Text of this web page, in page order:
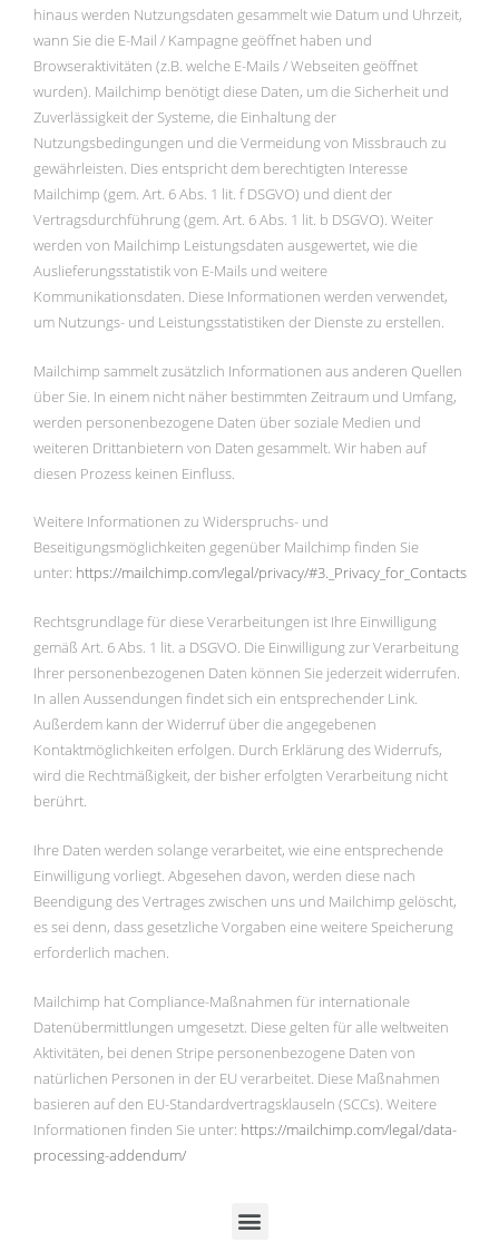
hinaus werden Nutzungsdaten gesammelt wie Datum und Uhrzeit,
wann Sie die E-Mail / Kampagne geöffnet haben und
Browseraktivitäten (z.B. welche E-Mails / Webseiten geöffnet
wurden). Mailchimp benötigt diese Daten, um die Sicherheit und
Zuverlässigkeit der Systeme, die Einhaltung der
Nutzungsbedingungen und die Vermeidung von Missbrauch zu
gewährleisten. Dies entspricht dem berechtigten Interesse
Mailchimp (gem. Art. 6 Abs. 1 lit. f DSGVO) und dient der
Vertragsdurchführung (gem. Art. 6 Abs. 1 lit. b DSGVO). Weiter
werden von Mailchimp Leistungsdaten ausgewertet, wie die
Auslieferungsstatistik von E-Mails und weitere
Kommunikationsdaten. Diese Informationen werden verwendet,
um Nutzungs- und Leistungsstatistiken der Dienste zu erstellen.
Mailchimp sammelt zusätzlich Informationen aus anderen Quellen
über Sie. In einem nicht näher bestimmten Zeitraum und Umfang,
werden personenbezogene Daten über soziale Medien und
weiteren Drittanbietern von Daten gesammelt. Wir haben auf
diesen Prozess keinen Einfluss.
Weitere Informationen zu Widerspruchs- und
Beseitigungsmöglichkeiten gegenüber Mailchimp finden Sie
unter: https://mailchimp.com/legal/privacy/#3._Privacy_for_Contacts
Rechtsgrundlage für diese Verarbeitungen ist Ihre Einwilligung
gemäß Art. 6 Abs. 1 lit. a DSGVO. Die Einwilligung zur Verarbeitung
Ihrer personenbezogenen Daten können Sie jederzeit widerrufen.
In allen Aussendungen findet sich ein entsprechender Link.
Außerdem kann der Widerruf über die angegebenen
Kontaktmöglichkeiten erfolgen. Durch Erklärung des Widerrufs,
wird die Rechtmäßigkeit, der bisher erfolgten Verarbeitung nicht
berührt.
Ihre Daten werden solange verarbeitet, wie eine entsprechende
Einwilligung vorliegt. Abgesehen davon, werden diese nach
Beendigung des Vertrages zwischen uns und Mailchimp gelöscht,
es sei denn, dass gesetzliche Vorgaben eine weitere Speicherung
erforderlich machen.
Mailchimp hat Compliance-Maßnahmen für internationale
Datenübermittlungen umgesetzt. Diese gelten für alle weltweiten
Aktivitäten, bei denen Stripe personenbezogene Daten von
natürlichen Personen in der EU verarbeitet. Diese Maßnahmen
basieren auf den EU-Standardvertragsklauseln (SCCs). Weitere
Informationen finden Sie unter: https://mailchimp.com/legal/data-
processing-addendum/